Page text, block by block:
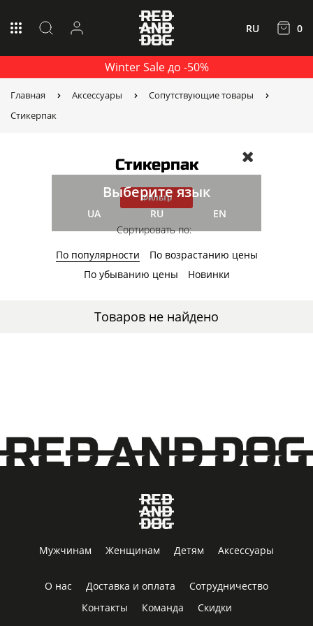
Winter Sale до -50%
RU 0
Главная Аксессуары
Сопутствующие товары
Стикерпак
Стикерпак
Фильтр
Сортировать по:
По популярности
По возрастанию цены
По убыванию цены
Новинки
Товаров не найдено
Мужчинам Женщинам Детям Аксессуары
О нас Доставка и оплата
Сотрудничество
Контакты
Команда Скидки
Выберите язык
UA RU EN